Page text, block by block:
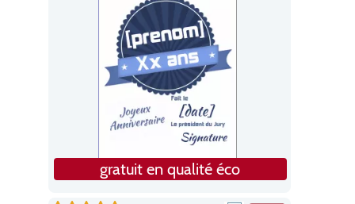
gratuit en qualité éco